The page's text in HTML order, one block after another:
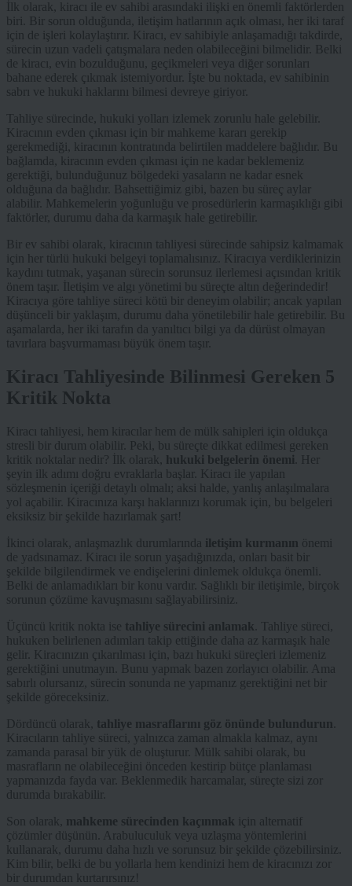
İlk olarak, kiracı ile ev sahibi arasındaki ilişki en önemli faktörlerden
biri. Bir sorun olduğunda, iletişim hatlarının açık olması, her iki taraf
için de işleri kolaylaştırır. Kiracı, ev sahibiyle anlaşamadığı takdirde,
sürecin uzun vadeli çatışmalara neden olabileceğini bilmelidir. Belki
de kiracı, evin bozulduğunu, geçikmeleri veya diğer sorunları
bahane ederek çıkmak istemiyordur. İşte bu noktada, ev sahibinin
sabrı ve hukuki haklarını bilmesi devreye giriyor.
Tahliye sürecinde, hukuki yolları izlemek zorunlu hale gelebilir.
Kiracının evden çıkması için bir mahkeme kararı gerekip
gerekmediği, kiracının kontratında belirtilen maddelere bağlıdır. Bu
bağlamda, kiracının evden çıkması için ne kadar beklemeniz
gerektiği, bulunduğunuz bölgedeki yasaların ne kadar esnek
olduğuna da bağlıdır. Bahsettiğimiz gibi, bazen bu süreç aylar
alabilir. Mahkemelerin yoğunluğu ve prosedürlerin karmaşıklığı gibi
faktörler, durumu daha da karmaşık hale getirebilir.
Bir ev sahibi olarak, kiracının tahliyesi sürecinde sahipsiz kalmamak
için her türlü hukuki belgeyi toplamalısınız. Kiracıya verdiklerinizin
kaydını tutmak, yaşanan sürecin sorunsuz ilerlemesi açısından kritik
önem taşır. İletişim ve algı yönetimi bu süreçte altın değerindedir!
Kiracıya göre tahliye süreci kötü bir deneyim olabilir; ancak yapılan
düşünceli bir yaklaşım, durumu daha yönetilebilir hale getirebilir. Bu
aşamalarda, her iki tarafın da yanıltıcı bilgi ya da dürüst olmayan
tavırlara başvurmaması büyük önem taşır.
Kiracı Tahliyesinde Bilinmesi Gereken 5
Kritik Nokta
Kiracı tahliyesi, hem kiracılar hem de mülk sahipleri için oldukça
stresli bir durum olabilir. Peki, bu süreçte dikkat edilmesi gereken
kritik noktalar nedir? İlk olarak, hukuki belgelerin önemi . Her
şeyin ilk adımı doğru evraklarla başlar. Kiracı ile yapılan
sözleşmenin içeriği detaylı olmalı; aksi halde, yanlış anlaşılmalara
yol açabilir. Kiracınıza karşı haklarınızı korumak için, bu belgeleri
eksiksiz bir şekilde hazırlamak şart!
İkinci olarak, anlaşmazlık durumlarında iletişim kurmanın önemi
de yadsınamaz. Kiracı ile sorun yaşadığınızda, onları basit bir
şekilde bilgilendirmek ve endişelerini dinlemek oldukça önemli.
Belki de anlamadıkları bir konu vardır. Sağlıklı bir iletişimle, birçok
sorunun çözüme kavuşmasını sağlayabilirsiniz.
Üçüncü kritik nokta ise tahliye sürecini anlamak
. Tahliye süreci,
hukuken belirlenen adımları takip ettiğinde daha az karmaşık hale
gelir. Kiracınızın çıkarılması için, bazı hukuki süreçleri izlemeniz
gerektiğini unutmayın. Bunu yapmak bazen zorlayıcı olabilir. Ama
sabırlı olursanız, sürecin sonunda ne yapmanız gerektiğini net bir
şekilde göreceksiniz.
Dördüncü olarak, tahliye masraflarını göz önünde bulundurun
Kiracıların tahliye süreci, yalnızca zaman almakla kalmaz, aynı
zamanda parasal bir yük de oluşturur. Mülk sahibi olarak, bu
masrafların ne olabileceğini önceden kestirip bütçe planlaması
yapmanızda fayda var. Beklenmedik harcamalar, süreçte sizi zor
durumda bırakabilir.
Son olarak, mahkeme sürecinden kaçınmak
için alternatif
çözümler düşünün. Arabuluculuk veya uzlaşma yöntemlerini
kullanarak, durumu daha hızlı ve sorunsuz bir şekilde çözebilirsiniz.
Kim bilir, belki de bu yollarla hem kendinizi hem de kiracınızı zor
bir durumdan kurtarırsınız!